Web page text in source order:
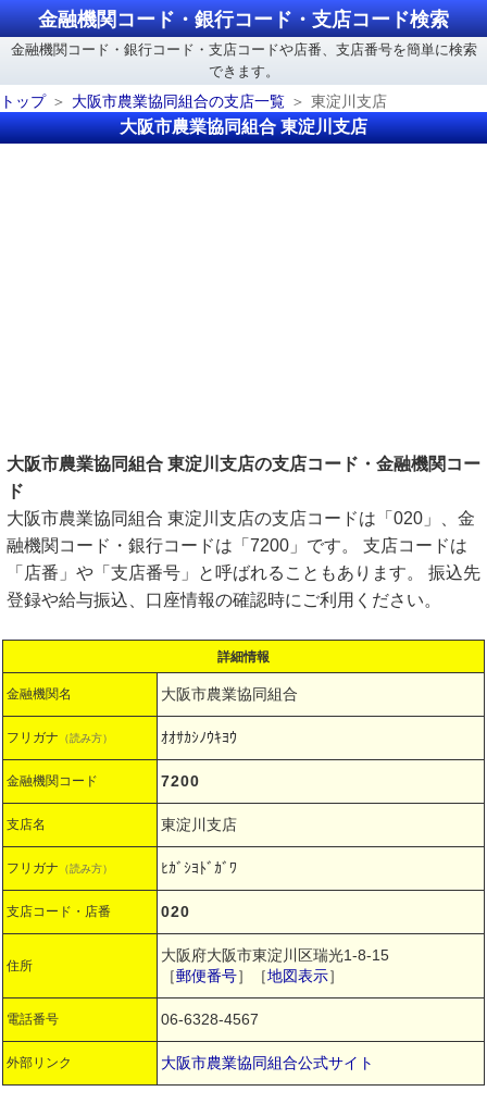
金融機関コード・銀行コード・支店コード検索
金融機関コード・銀行コード・支店コードや店番、支店番号を簡単に検索
できます。
トップ
大阪市農業協同組合の支店一覧 東淀川支店
大阪市農業協同組合 東淀川支店
大阪市農業協同組合 東淀川支店の支店コード・金融機関コー
ド
大阪市農業協同組合 東淀川支店の支店コードは「020」、金
融機関コード・銀行コードは「7200」です。 支店コードは
「店番」や「支店番号」と呼ばれることもあります。 振込先
登録や給与振込、口座情報の確認時にご利用ください。
詳細情報
金融機関名 大阪市農業協同組合
フリガナ （読み方） ｵｵｻｶｼﾉｳｷﾖｳ
金融機関コード 7200
支店名 東淀川支店
フリガナ （読み方） ﾋｶﾞｼﾖﾄﾞｶﾞﾜ
支店コード・店番 020
住所
大阪府大阪市東淀川区瑞光1-8-15
［郵便番号］［地図表示］
電話番号 06-6328-4567
外部リンク 大阪市農業協同組合公式サイト